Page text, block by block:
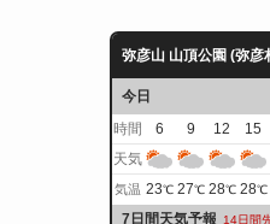
弥彦山 山頂公園 (弥彦
今日
時間
6 9 12 15
天気
気温 23℃ 27℃ 28℃ 28℃
7日間天気予報 14日間